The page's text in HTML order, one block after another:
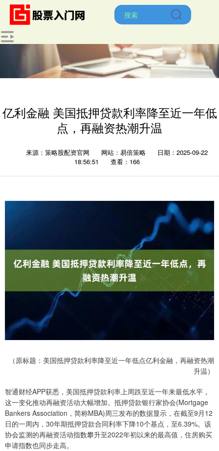
亿利金融 美国抵押贷款利率降至近一年低
点，再融资热潮升温
来源：策略股配资官网 网站：易倍策略
日期：2025-09-22
18:56:51
查看：166
（原标题：美国抵押贷款利率降至近一年低点亿利金融，再融资热潮
升温）
智通财经APP获悉，美国抵押贷款利率上周跌至近一年来最低水平，
这一变化推动再融资活动大幅增加。抵押贷款银行家协会(Mortgage
Bankers Association，简称MBA)周三发布的数据显示，在截至9月12
日的一周内，30年期抵押贷款合同利率下降10个基点，至6.39%。该
协会监测的再融资活动指数攀升至2022年初以来的最高值，住房购买
申请指数也同步走高。